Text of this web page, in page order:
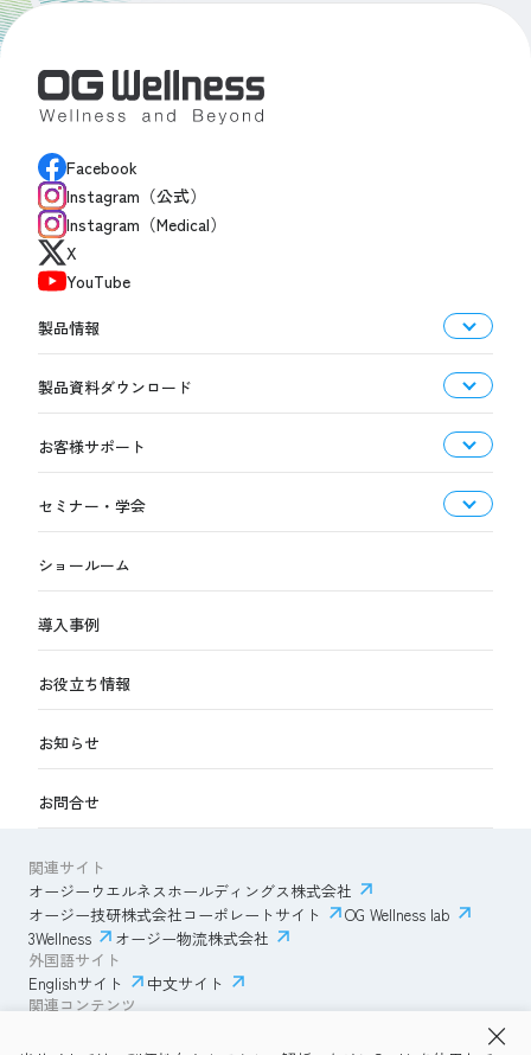
Facebook
Instagram（公式）
Instagram（Medical）
X
YouTube
製品情報
製品資料ダウンロード
お客様サポート
セミナー・学会
ショールーム
導入事例
お役立ち情報
お知らせ
お問合せ
関連サイト
オージーウエルネスホールディングス株式会社
オージー技研株式会社コーポレートサイト
OG Wellness lab
3Wellness
オージー物流株式会社
外国語サイト
Englishサイト
中文サイト
関連コンテンツ